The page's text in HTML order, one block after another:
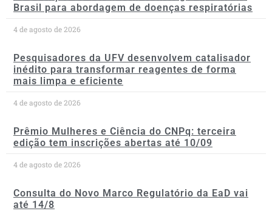
Brasil para abordagem de doenças respiratórias
4 de agosto de 2026
Pesquisadores da UFV desenvolvem catalisador
inédito para transformar reagentes de forma
mais limpa e eficiente
4 de agosto de 2026
Prêmio Mulheres e Ciência do CNPq: terceira
edição tem inscrições abertas até 10/09
4 de agosto de 2026
Consulta do Novo Marco Regulatório da EaD vai
até 14/8